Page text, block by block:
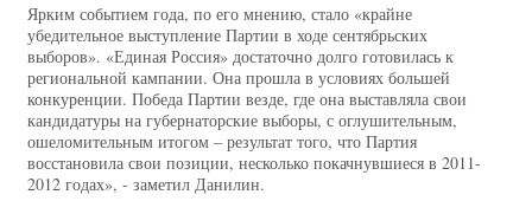
Ярким событием года, по его мнению, стало «крайне
убедительное выступление Партии в ходе сентябрьских
выборов». «Единая Россия» достаточно долго готовилась к
региональной кампании. Она прошла в условиях большей
конкуренции. Победа Партии везде, где она выставляла свои
кандидатуры на губернаторские выборы, с оглушительным,
ошеломительным итогом – результат того, что Партия
восстановила свои позиции, несколько покачнувшиеся в 2011-
2012 годах», - заметил Данилин.